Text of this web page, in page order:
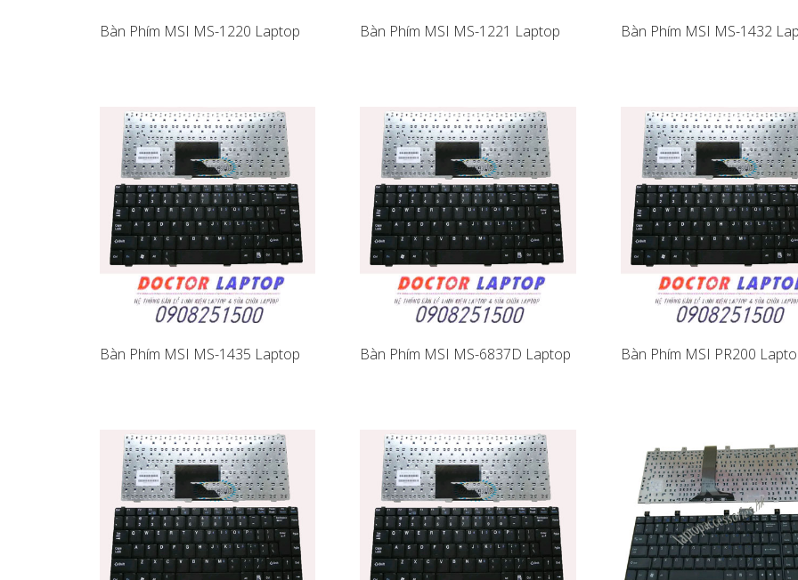
Bàn Phím MSI MS-1220 Laptop Bàn Phím MSI MS-1221 Laptop Bàn Phím MSI MS-1432
Bàn Phím MSI MS-1435 Laptop Bàn Phím MSI MS-6837D Laptop Bàn Phím MSI PR200